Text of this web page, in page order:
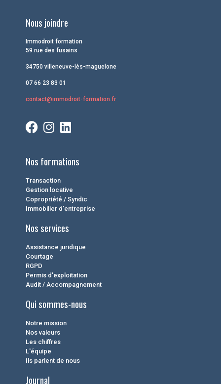
Nous joindre
Immodroit formation
59 rue des fusains
34750 villeneuve-lès-maguelone
07 66 23 83 01
contact@immodroit-formation.fr
Nos formations
Transaction
Gestion locative
Copropriété / Syndic
Immobilier d'entreprise
Nos services
Assistance juridique
Courtage
RGPD
Permis d'exploitation
Audit / Accompagnement
Qui sommes-nous
Notre mission
Nos valeurs
Les chiffres
L'équipe
Ils parlent de nous
Journal